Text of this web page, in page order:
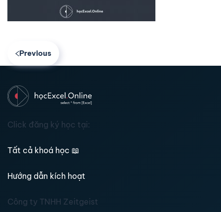
Previous
Click đăng ký học tại:
Tất cả khoá học 📖
Hướng dẫn kích hoạt
Công ty TNHH Zeitgeist